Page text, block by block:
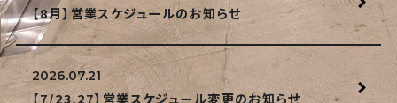
【8月】営業スケジュールのお知らせ
2026.07.21
【7/23,27】営業スケジュール変更のお知らせ